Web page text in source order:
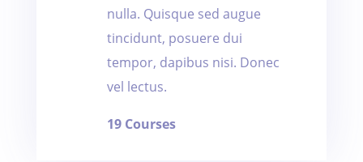
nulla. Quisque sed augue
tincidunt, posuere dui
tempor, dapibus nisi. Donec
vel lectus.
19 Courses